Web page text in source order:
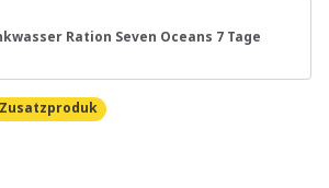
Ration Seven Oceans 7 Tage